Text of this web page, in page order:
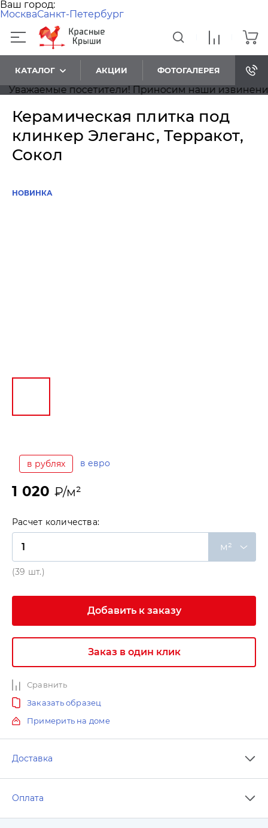
Ваш город:
МоскваСанкт-Петербург
КАТАЛОГ АКЦИИ ФОТОГАЛЕРЕЯ
посетители! Приносим наши извинения,
Керамическая плитка под
клинкер Элеганс, Терракот,
Сокол
НОВИНКА
в рублях в евро
1 020 ₽/м²
Расчет количества:
м²
(39 шт.)
Добавить к заказу
Заказ в один клик
Сравнить
Заказать образец
Примерить на доме
Доставка
Оплата